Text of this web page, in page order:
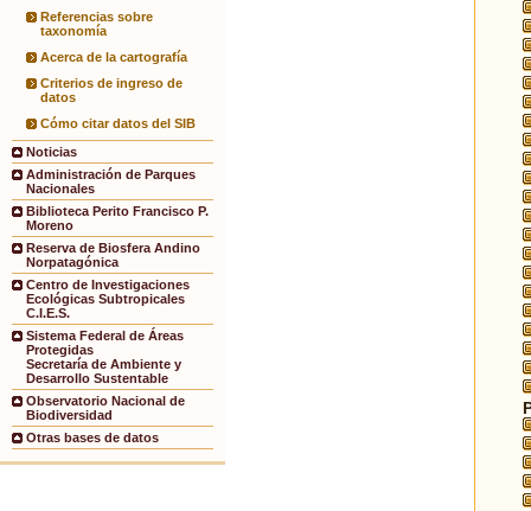
Referencias sobre
taxonomía
Acerca de la cartografía
Criterios de ingreso de
datos
Cómo citar datos del SIB
Noticias
Administración de Parques
Nacionales
Biblioteca Perito Francisco P.
Moreno
Reserva de Biosfera Andino
Norpatagónica
Centro de Investigaciones
Ecológicas Subtropicales
C.I.E.S.
Sistema Federal de Áreas
Protegidas
Secretaría de Ambiente y
Desarrollo Sustentable
Observatorio Nacional de
Biodiversidad
Otras bases de datos